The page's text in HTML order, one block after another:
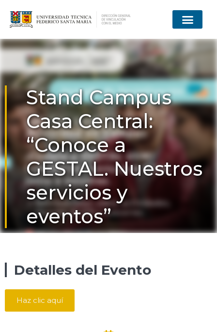
Stand Campus
Casa Central:
“Conoce a
GESTAL. Nuestros
servicios y
eventos”
Detalles del Evento
Haz clic aquí